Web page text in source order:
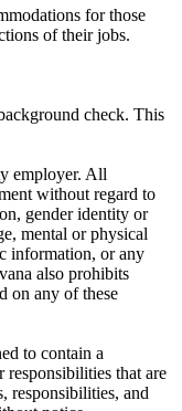
for those
of their jobs.
check. This
employer. All
without regard to
gender identity or
mental or physical
information, or any
also prohibits
on any of these
to contain a
that are
responsibilities, and